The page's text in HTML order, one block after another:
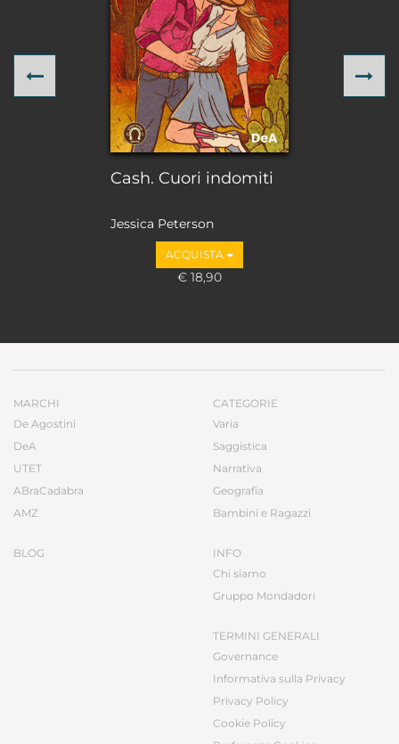
Cash. Cuori indomiti
Jessica Peterson
ACQUISTA
€ 18,90
Previous
MARCHI
De Agostini
DeA
UTET
ABraCadabra
AMZ
BLOG
CATEGORIE
Varia
Saggistica
Narrativa
Geografia
Bambini e Ragazzi
INFO
Chi siamo
Gruppo Mondadori
TERMINI GENERALI
Governance
Informativa sulla Privacy
Privacy Policy
Cookie Policy